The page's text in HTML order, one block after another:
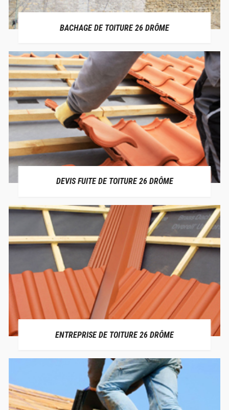
BACHAGE DE TOITURE 26 DRÔME
DEVIS FUITE DE TOITURE 26 DRÔME
ENTREPRISE DE TOITURE 26 DRÔME